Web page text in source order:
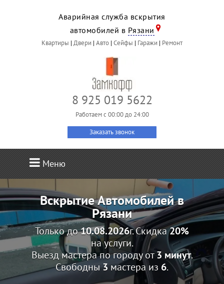
Аварийная служба вскрытия
автомобилей в Рязани
Квартиры | Двери | Авто | Сейфы | Гаражи | Ремонт
8 925 019 5622
Работаем c 00:00 до 24:00
Заказать звонок
Меню
Вскрытие Автомобилей в
Рязани
Только до10.08.2026г. Скидка20%
на услуги.
Выезд мастера по городу от3 минут.
Свободны3мастера из 6.